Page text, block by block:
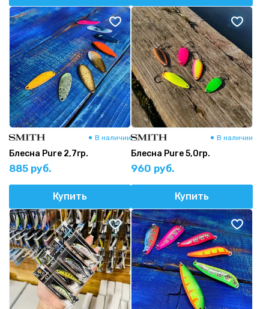
В наличии
Блесна Pure 2,7гр.
885 руб.
Купить
В наличии
Блесна Pure 5,0гр.
960 руб.
Купить